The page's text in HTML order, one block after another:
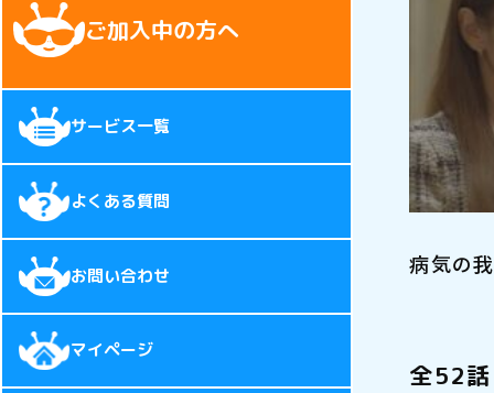
ご加入中の方へ
サービス一覧
よくある質問
お問い合わせ
マイページ
病気の
全52話